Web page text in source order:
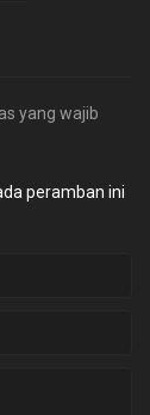
yang wajib
peramban ini